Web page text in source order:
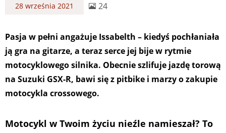
28 września 2021 24
Pasja w pełni angażuje Issabelth – kiedyś pochłaniała
ją gra na gitarze, a teraz serce jej bije w rytmie
motocyklowego silnika. Obecnie szlifuje jazdę torową
na Suzuki GSX-R, bawi się z pitbike i marzy o zakupie
motocykla crossowego.
Motocykl w Twoim życiu nieźle namieszał? To